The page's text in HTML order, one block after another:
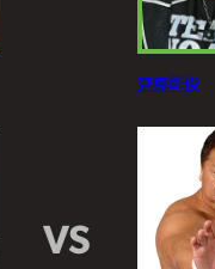
VS
齋藤彰俊